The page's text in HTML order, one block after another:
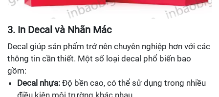
3. In Decal và Nhãn Mác
Decal giúp sản phẩm trở nên chuyên nghiệp hơn với các
thông tin cần thiết. Một số loại decal phổ biến bao
gồm:
Decal nhựa: Độ bền cao, có thể sử dụng trong nhiều
điều kiện môi trường khác nhau.